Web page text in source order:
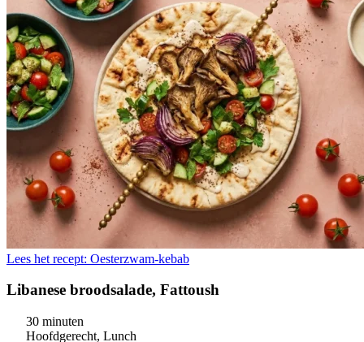
Lees het recept: Oesterzwam-kebab
Libanese broodsalade, Fattoush
30 minuten
Hoofdgerecht, Lunch